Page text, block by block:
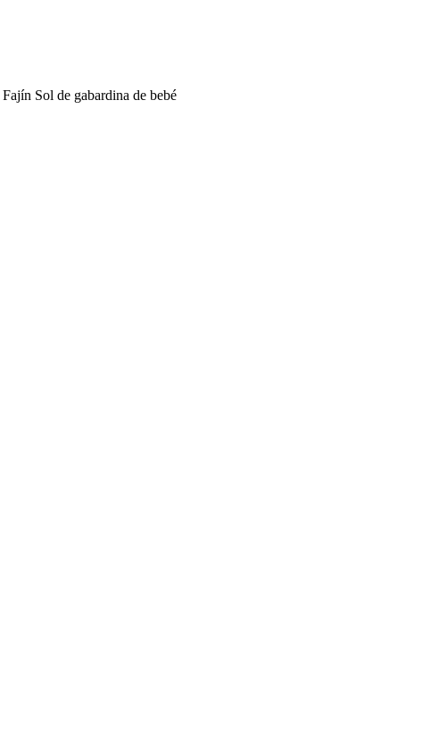
Fajín Sol de gabardina de bebé